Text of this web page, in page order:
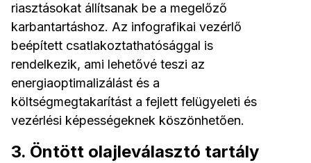
riasztásokat állítsanak be a megelőző
karbantartáshoz. Az infografikai vezérlő
beépített csatlakoztathatósággal is
rendelkezik, ami lehetővé teszi az
energiaoptimalizálást és a
költségmegtakarítást a fejlett felügyeleti és
vezérlési képességeknek köszönhetően.
3. Öntött olajleválasztó tartály